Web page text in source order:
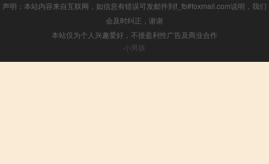
声明：本站内容来自互联网，如信息有错误可发邮件到f_fb#foxmail.com说明，我们
会及时纠正，谢谢
本站仅为个人兴趣爱好，不接盈利性广告及商业合作
小男孩